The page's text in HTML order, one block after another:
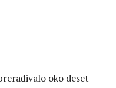
oko deset